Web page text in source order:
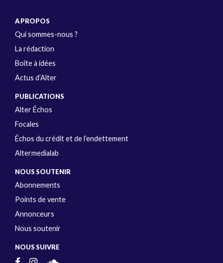
A PROPOS
Qui sommes-nous ?
La rédaction
Boîte à idées
Actus d’Alter
PUBLICATIONS
Alter Échos
Focales
Échos du crédit et de l’endettement
Altermedialab
NOUS SOUTENIR
Abonnements
Points de vente
Annonceurs
Nous soutenir
NOUS SUIVRE